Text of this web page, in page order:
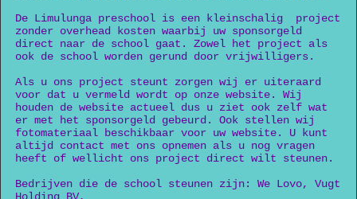
De Limulunga preschool is een kleinschalig project
zonder overhead kosten waarbij uw sponsorgeld
direct naar de school gaat. Zowel het project als
ook de school worden gerund door vrijwilligers.
Als u ons project steunt zorgen wij er uiteraard
voor dat u vermeld wordt op onze website. Wij
houden de website actueel dus u ziet ook zelf wat
er met het sponsorgeld gebeurd. Ook stellen wij
fotomateriaal beschikbaar voor uw website. U kunt
altijd contact met ons opnemen als u nog vragen
heeft of wellicht ons project direct wilt steunen.
Bedrijven die de school steunen zijn: We Lovo, Vugt
Holding BV,